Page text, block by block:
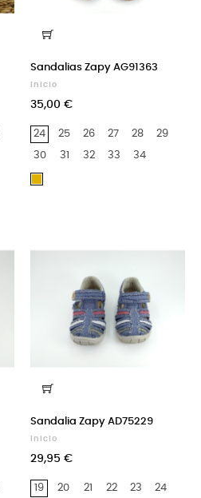
Sandalias Zapy AG91363
Inicio
35,00 €
24 25 26 27 28 29
30 31 32 33 34
Sandalia Zapy AD75229
Inicio
29,95 €
19 20 21 22 23 24